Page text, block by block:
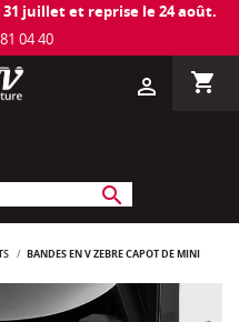
juillet et reprise le 24 août.
04 40
shopping_cart
person_outline
search
BANDES EN V ZÈBRE CAPOT DE MINI